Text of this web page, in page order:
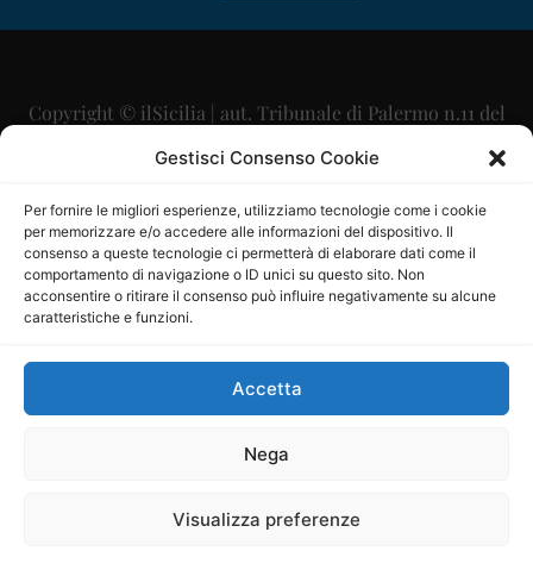
Gestisci Consenso Cookie
Per fornire le migliori esperienze, utilizziamo tecnologie come i cookie
per memorizzare e/o accedere alle informazioni del dispositivo. Il
consenso a queste tecnologie ci permetterà di elaborare dati come il
comportamento di navigazione o ID unici su questo sito. Non
acconsentire o ritirare il consenso può influire negativamente su alcune
caratteristiche e funzioni.
Accetta
Nega
Visualizza preferenze
Copyright © ilSicilia | aut. Tribunale di Palermo n.11 del
29/09/2015
Direttore Editoriale: Maurizio Scaglione
Direttore Responsabile: Maria Calabrese
P.IVA: 06334930820
Mercurio Comunicazione Società Cooperativa a r.l. è
iscritta al Registro degli Operatori di Comunicazione al
Sito gestito daLa Digitale srl–info@ladigitale.it